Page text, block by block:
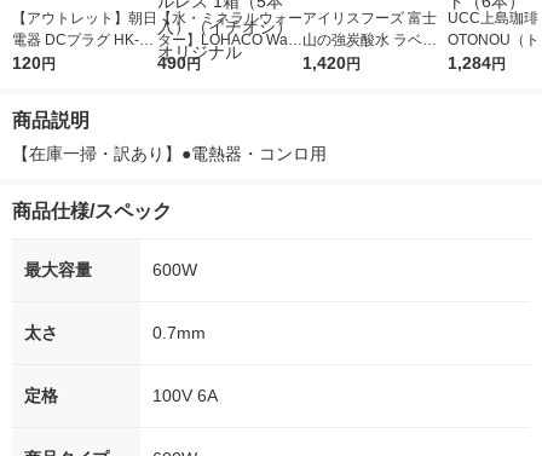
【アウトレット】朝日
電器 DCプラグ HK-D
CP01H 1個
120円
【水・ミネラルウォー
ター】LOHACO Wate
r（ロハコウォータ
490円
アイリスフーズ 富士
山の強炭酸水 ラベル
レス 500ml 1箱（24
1,420円
UCC上島珈琲
OTONOU（
ウ） by
1,284円
商品説明
【在庫一掃・訳あり】●電熱器・コンロ用
商品仕様/スペック
最大容量 600W
太さ 0.7mm
定格 100V 6A